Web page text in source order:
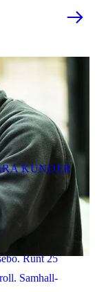
KUNDER
Runt 25
Samhall-